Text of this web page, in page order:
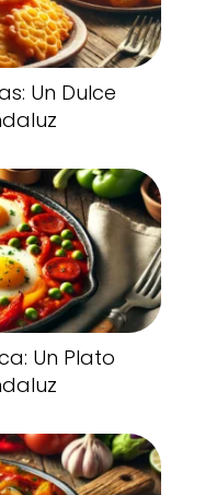
Un Dulce
Un Plato